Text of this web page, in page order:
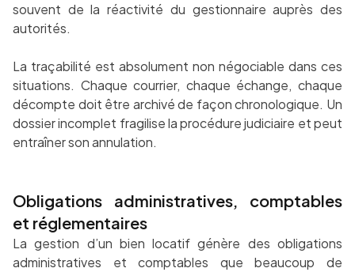
souvent de la réactivité du gestionnaire auprès des
autorités.
La traçabilité est absolument non négociable dans ces
situations. Chaque courrier, chaque échange, chaque
décompte doit être archivé de façon chronologique. Un
dossier incomplet fragilise la procédure judiciaire et peut
entraîner son annulation.
Obligations administratives, comptables
et réglementaires
La gestion d’un bien locatif génère des obligations
administratives et comptables que beaucoup de